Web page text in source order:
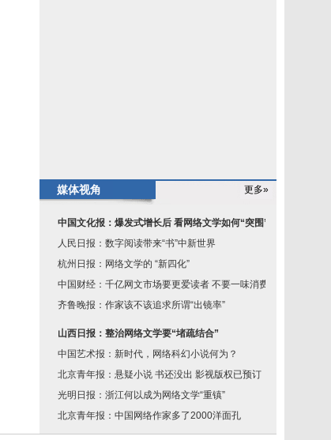
媒体视角 更多»
中国文化报：爆发式增长后 看网络文学如何“突围”
人民日报：数字阅读带来“书”中新世界
杭州日报：网络文学的 “新四化”
中国财经：千亿网文市场要更爱读者 不要一味消费读
齐鲁晚报：作家该不该追求所谓“出镜率”
山西日报：整治网络文学要“堵疏结合”
中国艺术报：新时代，网络科幻小说何为？
北京青年报：悬疑小说 书还没出 影视版权已预订
光明日报：浙江何以成为网络文学“重镇”
北京青年报：中国网络作家多了2000洋面孔